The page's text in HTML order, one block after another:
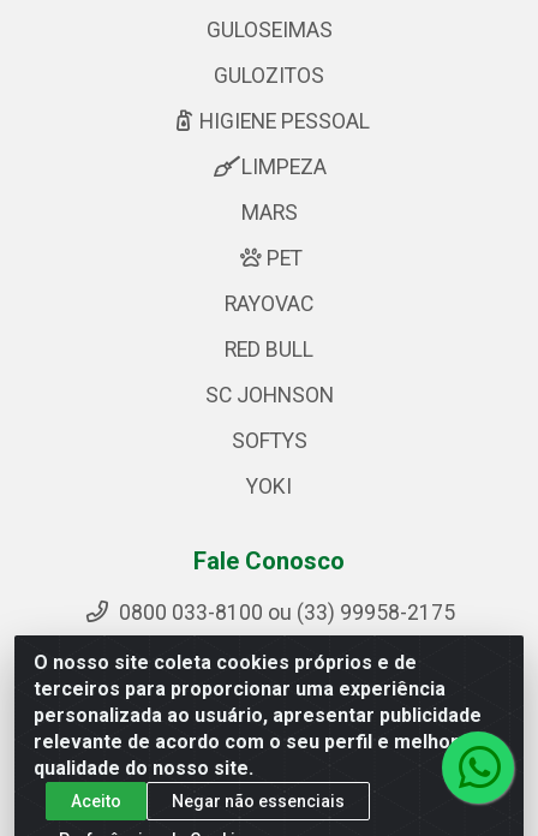
O nosso site coleta cookies próprios e de
terceiros para proporcionar uma experiência
personalizada ao usuário, apresentar publicidade
relevante de acordo com o seu perfil e melhorar a
qualidade do nosso site.
Aceito
Negar não essenciais
GULOSEIMAS
GULOZITOS
HIGIENE PESSOAL
LIMPEZA
MARS
PET
RAYOVAC
RED BULL
SC JOHNSON
SOFTYS
YOKI
Fale Conosco
0800 033-8100 ou (33) 99958-2175
sac@ipirangamg.com.br
Acompanhe nossas publicações
Ipiranga Distribuição LTDA - Avenida Doutor Jorge Hannas,
101 - Ponte da Aldeia - Manhuaçu / MG - CEP 36906-440 -